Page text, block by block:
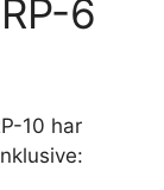
6
10 har